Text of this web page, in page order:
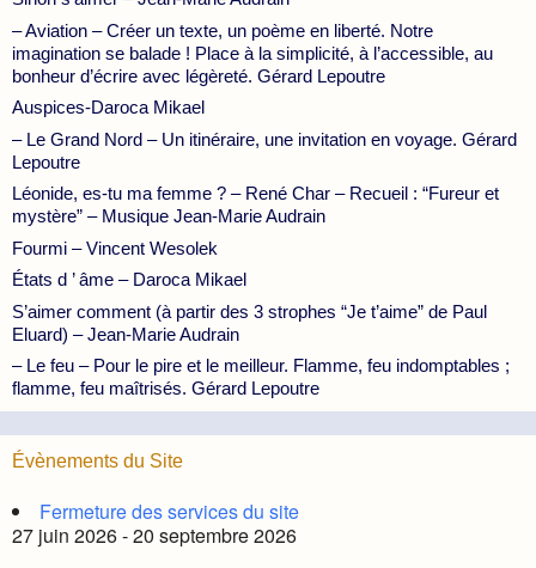
– Aviation – Créer un texte, un poème en liberté. Notre
imagination se balade ! Place à la simplicité, à l’accessible, au
bonheur d’écrire avec légèreté. Gérard Lepoutre
Auspices-Daroca Mikael
– Le Grand Nord – Un itinéraire, une invitation en voyage. Gérard
Lepoutre
Léonide, es-tu ma femme ? – René Char – Recueil : “Fureur et
mystère” – Musique Jean-Marie Audrain
Fourmi – Vincent Wesolek
États d ’ âme – Daroca Mikael
S’aimer comment (à partir des 3 strophes “Je t’aime” de Paul
Eluard) – Jean-Marie Audrain
– Le feu – Pour le pire et le meilleur. Flamme, feu indomptables ;
flamme, feu maîtrisés. Gérard Lepoutre
Évènements du Site
Fermeture des services du site
27 juin 2026 - 20 septembre 2026